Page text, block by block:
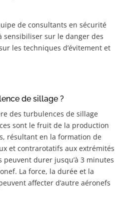
de consultants en sécurité
sensibiliser sur le danger des
les techniques d’évitement et
de sillage ?
des turbulences de sillage
sont le fruit de la production
résultant en la formation de
et contrarotatifs aux extrémités
peuvent durer jusqu’à 3 minutes
La force, la durée et la
affecter d’autre aéronefs